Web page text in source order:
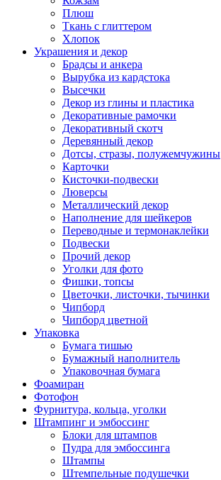
Плюш
Ткань с глиттером
Хлопок
Украшения и декор
Брадсы и анкера
Вырубка из кардстока
Высечки
Декор из глины и пластика
Декоративные рамочки
Декоративный скотч
Деревянный декор
Дотсы, стразы, полужемчужины
Карточки
Кисточки-подвески
Люверсы
Металлический декор
Наполнение для шейкеров
Переводные и термонаклейки
Подвески
Прочий декор
Уголки для фото
Фишки, топсы
Цветочки, листочки, тычинки
Чипборд
Чипборд цветной
Упаковка
Бумага тишью
Бумажный наполнитель
Упаковочная бумага
Фоамиран
Фотофон
Фурнитура, кольца, уголки
Штампинг и эмбоссинг
Блоки для штампов
Пудра для эмбоссинга
Штампы
Штемпельные подушечки